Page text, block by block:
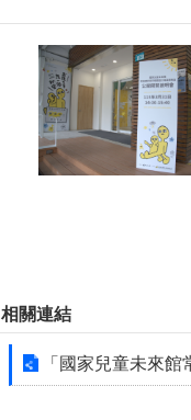
相關連結
「國家兒童未來